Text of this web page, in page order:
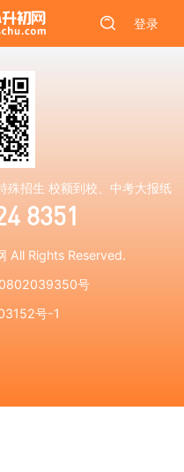
登录
殊招生 校额到校、中考大报纸
8351
All Rights Reserved.
号
号-1